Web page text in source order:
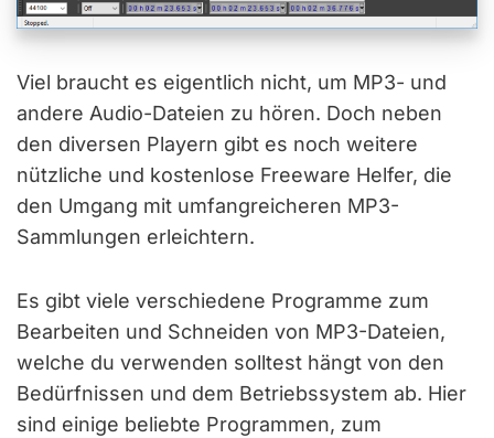
Viel braucht es eigentlich nicht, um MP3- und
andere Audio-Dateien zu hören. Doch neben
den diversen Playern gibt es noch weitere
nützliche und kostenlose Freeware Helfer, die
den Umgang mit umfangreicheren MP3-
Sammlungen erleichtern.
Es gibt viele verschiedene Programme zum
Bearbeiten und Schneiden von MP3-Dateien,
welche du verwenden solltest hängt von den
Bedürfnissen und dem Betriebssystem ab. Hier
sind einige beliebte Programmen, zum